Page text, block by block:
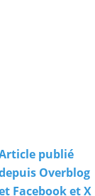
publié
Overblog
Facebook et X